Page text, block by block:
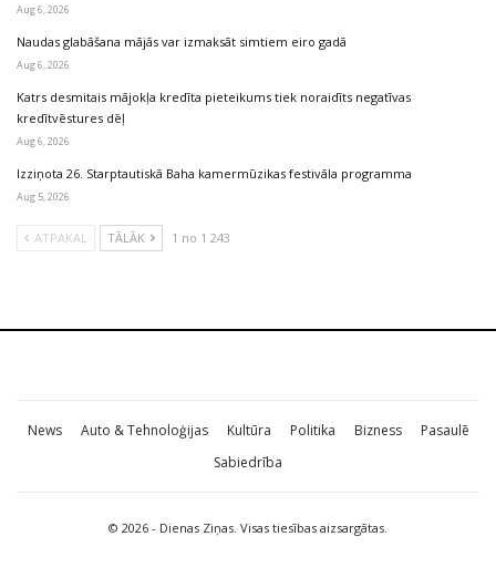
Aug 6, 2026
Naudas glabāšana mājās var izmaksāt simtiem eiro gadā
Aug 6, 2026
Katrs desmitais mājokļa kredīta pieteikums tiek noraidīts negatīvas
kredītvēstures dēļ
Aug 6, 2026
Izziņota 26. Starptautiskā Baha kamermūzikas festivāla programma
Aug 5, 2026
ATPAKAĻ TĀLĀK 1 no 1 243
News Auto & Tehnoloģijas Kultūra Politika Bizness
Pasaulē
Sabiedrība
© 2026 - Dienas Ziņas. Visas tiesības aizsargātas.